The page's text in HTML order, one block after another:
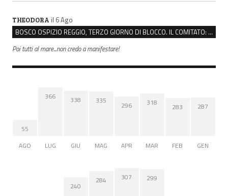
THEODORA il 6 Ago
BOSCO OSPIZIO REGGIO, TERZO GIORNO DI BLOCCO. IL COMITATO: “PRESIDIO FINO A VENERDÌ”
Poi tutti al mare...non credo a manifestare!
55
AGO
366
LUG
338
GIU
335
MAG
296
APR
318
MAR
283
FEB
287
GEN
240
284 307 299